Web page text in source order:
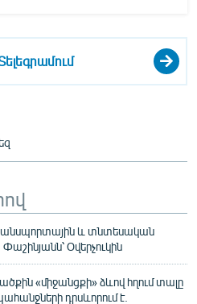
և տնտեսական
Օվերչուկին
«միջանցքի» ձևով հղում տալը
դրսևորում է.